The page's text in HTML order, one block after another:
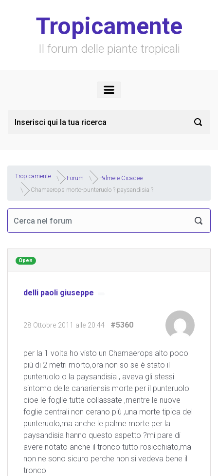
Tropicamente
Il forum delle piante tropicali
Tropicamente Forum
Palme e Cicadee
Chamaerops morto-punteruolo ? paysandisia ?
Open
delli paoli giuseppe
28 Ottobre 2011 alle 20:44 #5360
per la 1 volta ho visto un Chamaerops alto poco
più di 2 metri morto,ora non so se è stato il
punteruolo o la paysandisia , aveva gli stessi
sintomo delle canariensis morte per il punteruolo
cioe le foglie tutte collassate ,mentre le nuove
foglie centrali non cerano più ,una morte tipica del
punteruolo,ma anche le palme morte per la
paysandisia hanno questo aspetto ?mi pare di
avere notato anche il tronco tutto rosicchiato,ma
non ne sono sicuro perche non si vedeva bene il
tronco